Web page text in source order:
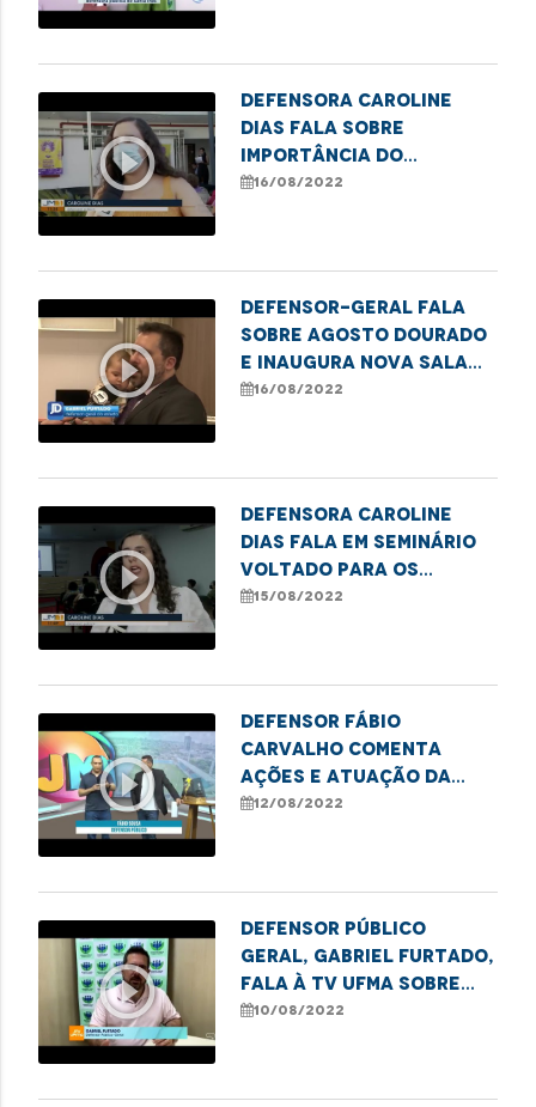
play_circle_outline
Defensora Caroline
Dias fala sobre
importância do
combate à violência
16/08/2022
play_circle_outline
DEFENSOR-GERAL FALA
SOBRE AGOSTO DOURADO
E INAUGURA NOVA SALA
DE AMAMENTAÇÃO
16/08/2022
play_circle_outline
Defensora Caroline
Dias fala em seminário
voltado para os
direitos das mulheres
15/08/2022
play_circle_outline
Defensor Fábio
Carvalho comenta
ações e atuação da
DPE-MA em Imperatriz
12/08/2022
play_circle_outline
Defensor Público
Geral, Gabriel Furtado,
fala à TV UFMA sobre
campanhas de incentivo
Maranhão
10/08/2022